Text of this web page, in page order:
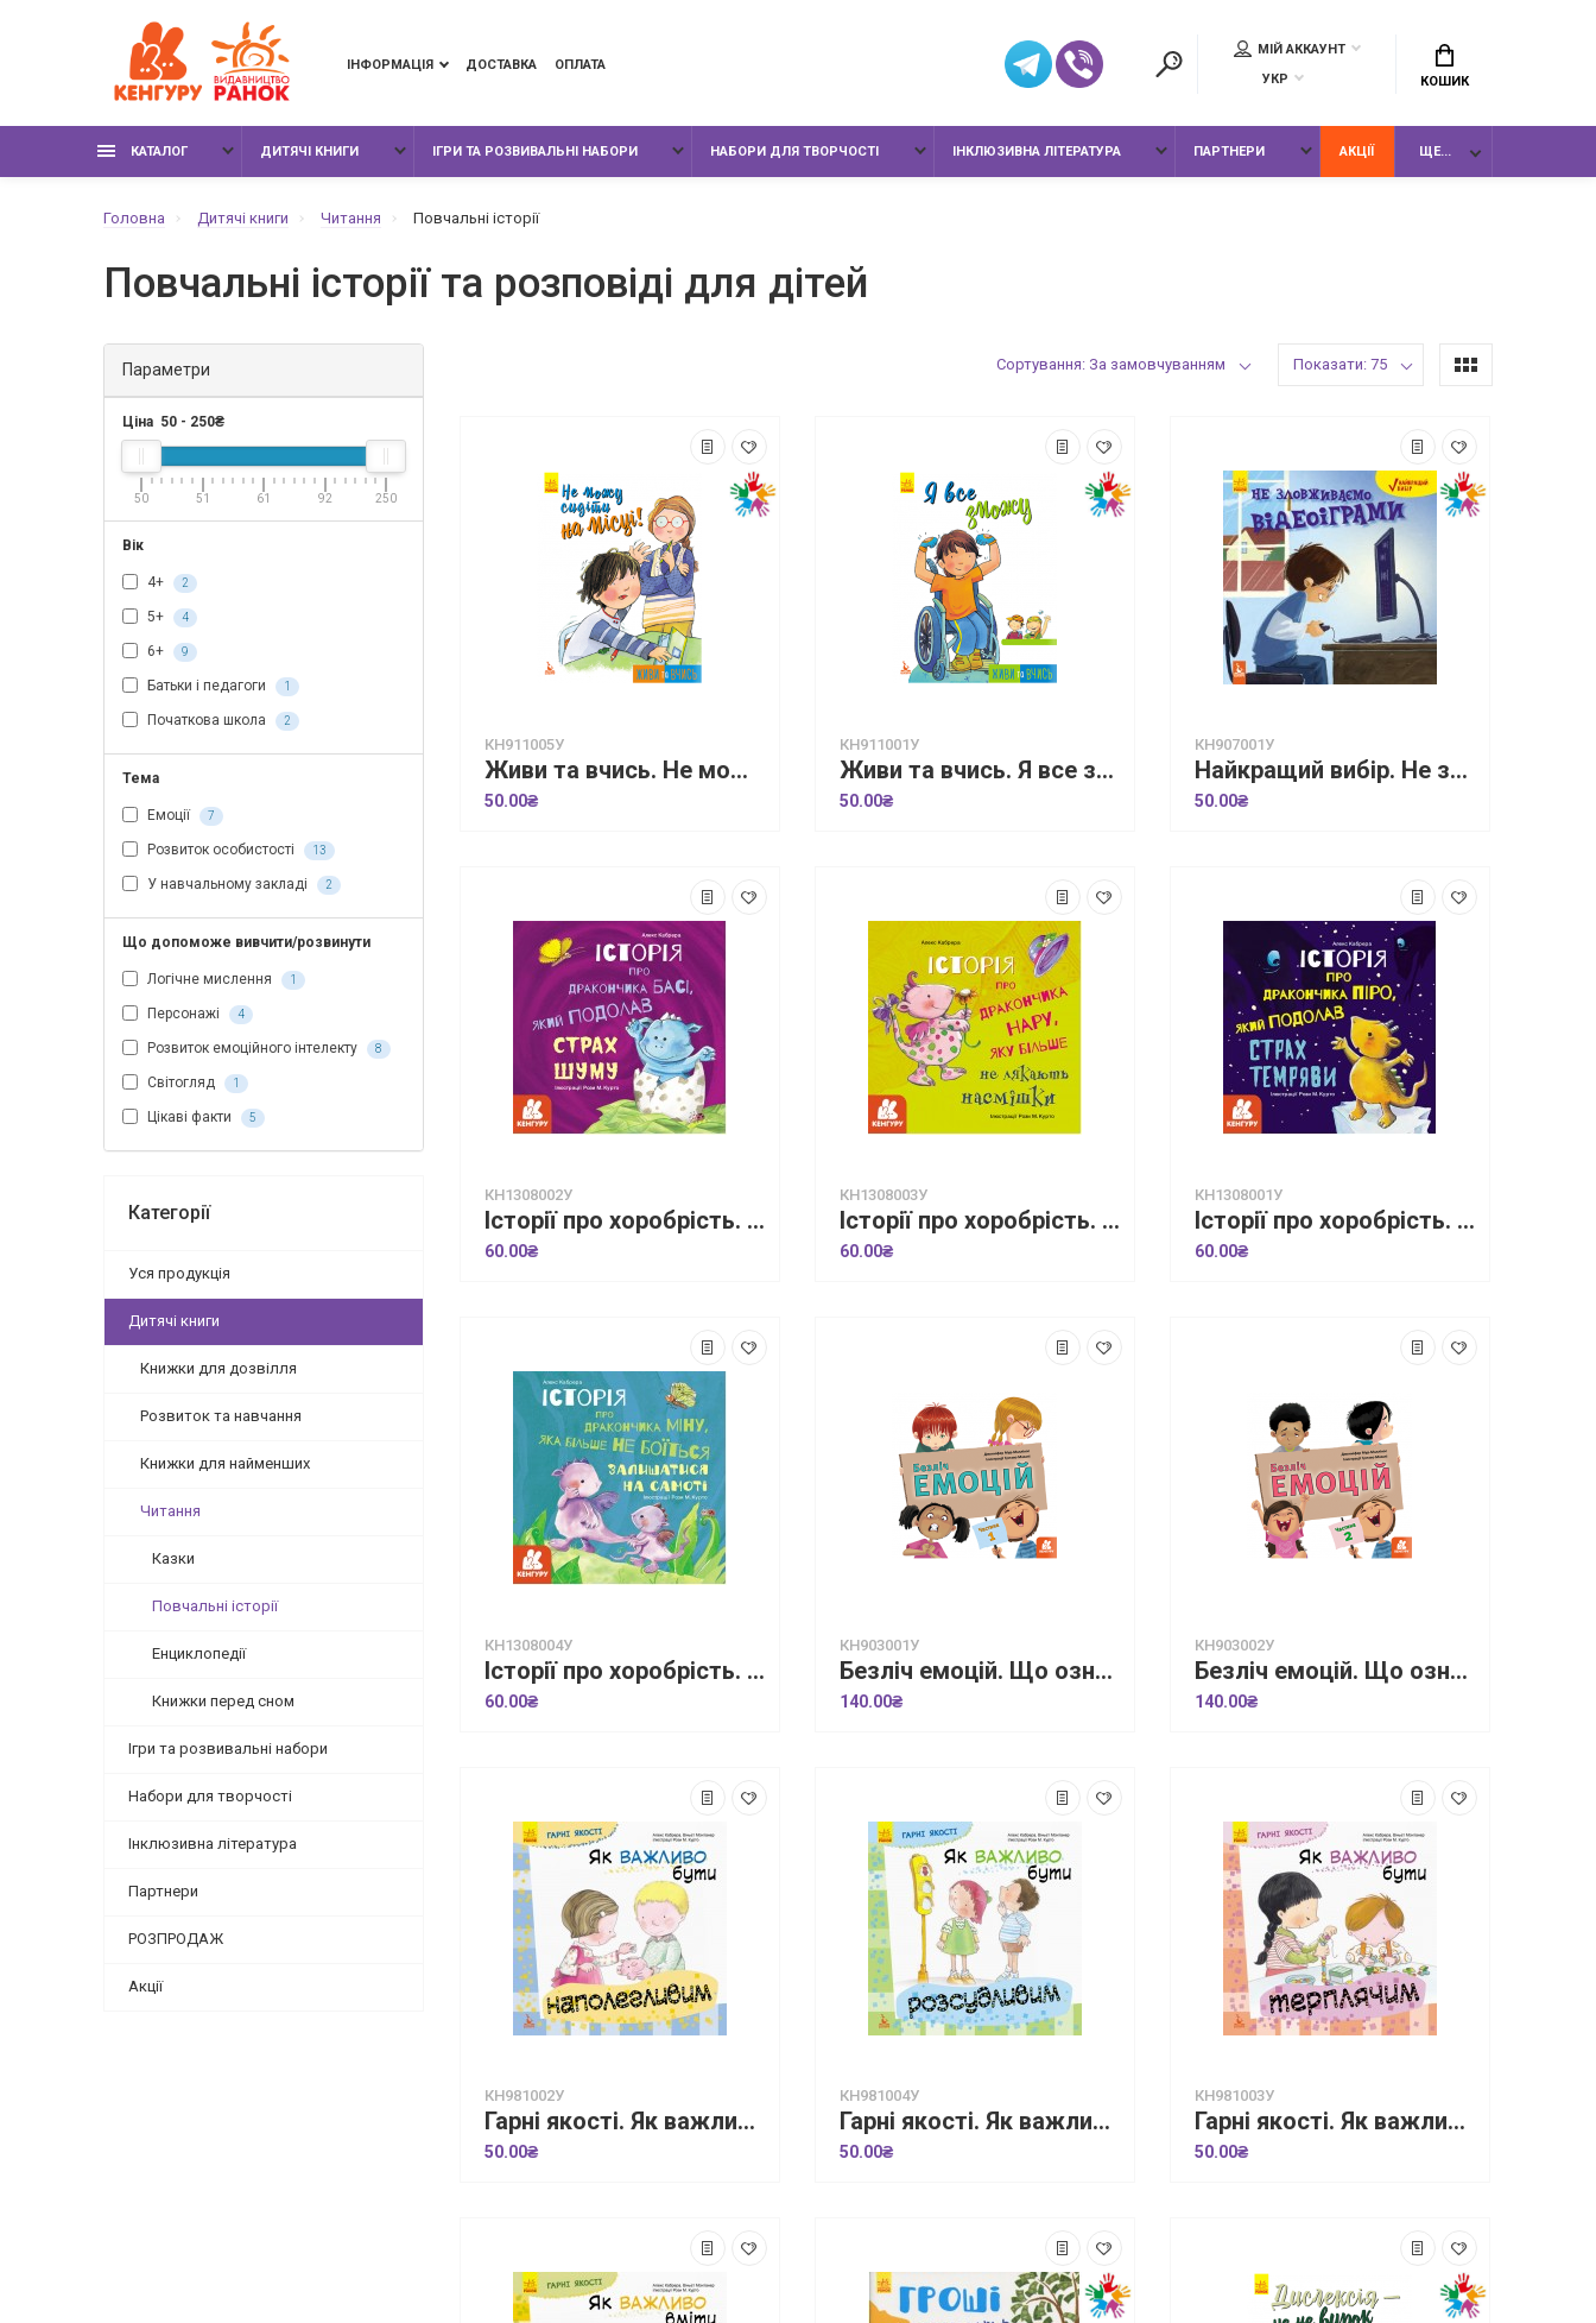
ІНФОРМАЦІЯ ДОСТАВКА ОПЛАТА
МІЙ АККАУНТ
УКР
КОШИК
КАТАЛОГ ДИТЯЧІ КНИГИ ІГРИ ТА РОЗВИВАЛЬНІ НАБОРИ НАБОРИ ДЛЯ ТВОРЧОСТІ ІНКЛЮЗИВНА ЛІТЕРАТУРА ПАРТНЕРИ АКЦІЇ ЩЕ...
Головна Дитячі книги Читання Повчальні історії
Повчальні історії та розповіді для дітей
Параметри
Ціна 50 - 250₴
50 51 61 92 250
Вік
4+ 2
5+ 4
6+ 9
Батьки і педагоги 1
Початкова школа 2
Тема
Емоції 7
Розвиток особистості 13
У навчальному закладі 2
Що допоможе вивчити/розвинути
Логічне мислення 1
Персонажі 4
Розвиток емоційного інтелекту 8
Світогляд 1
Цікаві факти 5
Категорії
Уся продукція
Дитячі книги
Книжки для дозвілля
Розвиток та навчання
Книжки для найменших
Читання
Казки
Повчальні історії
Енциклопедії
Книжки перед сном
Ігри та розвивальні набори
Набори для творчості
Інклюзивна література
Партнери
РОЗПРОДАЖ
Акції
Сортування: За замовчуванням Показати: 75
КН911005У
Живи та вчись. Не можу сидіти на місці
50.00₴
КН911001У
Живи та вчись. Я все зможу
50.00₴
КН907001У
Найкращий вибір. Не зловживаємо відеоіграми
50.00₴
КН1308002У
Історії про хоробрість. Історія про дракончика Басі, який подолав страх шуму
60.00₴
КН1308003У
Історії про хоробрість. Історія про дракончика Нару, яку більше не лякають насмішки
60.00₴
КН1308001У
Історії про хоробрість. Історія про дракончика Піро, який подолав страх темряви
60.00₴
КН1308004У
Історії про хоробрість. Міну, яка більше не боїться залишатися на самоті
60.00₴
КН903001У
Безліч емоцій. Що означає кожна? Частина 1
140.00₴
КН903002У
Безліч емоцій. Що означає кожна? Частина 2
140.00₴
КН981002У
Гарні якості. Як важливо бути наполегливим
50.00₴
КН981004У
Гарні якості. Як важливо бути розсудливим!
50.00₴
КН981003У
Гарні якості. Як важливо бути терплячим!
50.00₴